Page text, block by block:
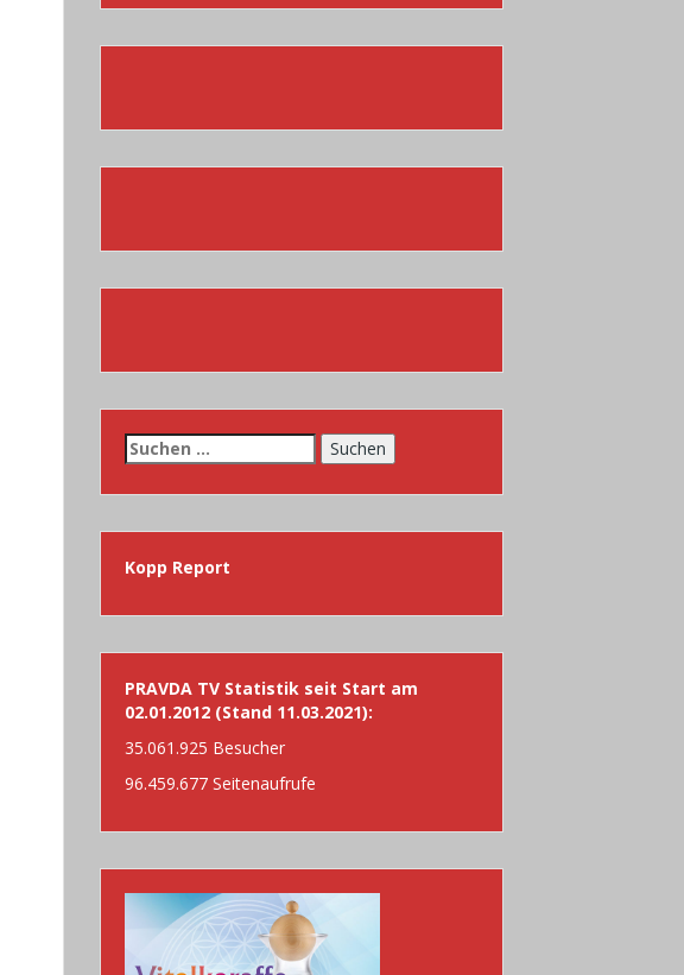
Suchen
nach:
Kopp Report
PRAVDA TV Statistik seit Start am
02.01.2012 (Stand 11.03.2021):
35.061.925 Besucher
96.459.677 Seitenaufrufe